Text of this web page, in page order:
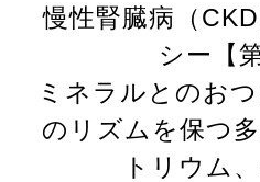
慢性腎臓病（
シー【
ミネラルとのお
のリズムを保つ
トリウム